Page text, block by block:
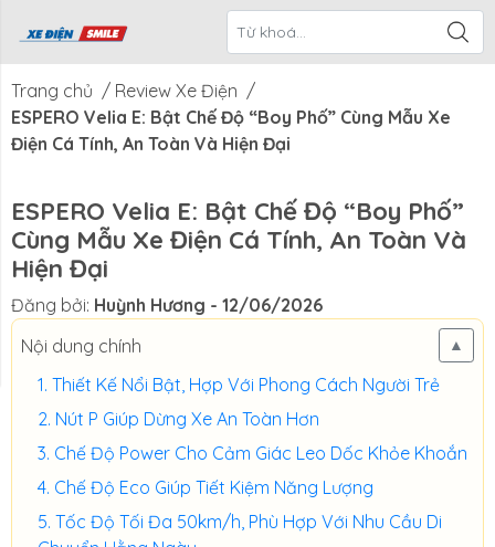
Xe Điện
Smile
CTKM Tháng Blog
Trang chủ / Review Xe Điện /
ESPERO Velia E: Bật Chế Độ “Boy Phố” Cùng Mẫu Xe
Điện Cá Tính, An Toàn Và Hiện Đại
ESPERO Velia E: Bật Chế Độ “Boy Phố”
Cùng Mẫu Xe Điện Cá Tính, An Toàn Và
Hiện Đại
Đăng bởi: Huỳnh Hương - 12/06/2026
Nội dung chính
▲
Thiết Kế Nổi Bật, Hợp Với Phong Cách Người Trẻ
Nút P Giúp Dừng Xe An Toàn Hơn
Chế Độ Power Cho Cảm Giác Leo Dốc Khỏe Khoắn
Chế Độ Eco Giúp Tiết Kiệm Năng Lượng
Tốc Độ Tối Đa 50km/h, Phù Hợp Với Nhu Cầu Di